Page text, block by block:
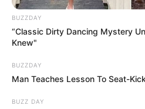
BUZZDAY
“Classic Dirty Dancing Mystery
Knew"
BUZZDAY
Man Teaches Lesson To Seat-
BUZZ DAY